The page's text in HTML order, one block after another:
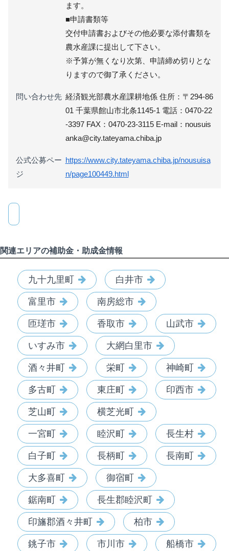
ます。
■申請書類等
交付申請書およびその他必要な添付書類を
農水産課に提出して下さい。
※予算が無くなり次第、申請締め切りとな
りますので御了承ください。
問い合わせ先 経済観光部農水産課耕地係 住所：〒294-86
01 千葉県館山市北条1145-1 電話：0470-22
-3397 FAX：0470-23-3115 E-mail：nousuis
anka@city.tateyama.chiba.jp
公式公募ペー
ジ
https://www.city.tateyama.chiba.jp/nousuisa
n/page100449.html
関連エリアの補助金・助成金情報
九十九里町 白井市
富里市 南房総市
匝瑳市 香取市 山武市
いすみ市 大網白里市
酒々井町 栄町 神崎町
多古町 東庄町 印西市
芝山町 横芝光町
一宮町 睦沢町 長生村
白子町 長柄町 長南町
大多喜町 御宿町
鋸南町 長生郡睦沢町
印旛郡酒々井町 柏市
銚子市 市川市 船橋市